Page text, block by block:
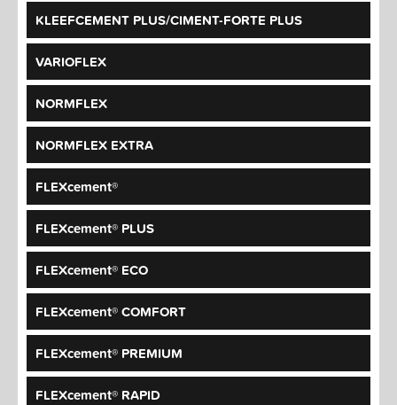
KLEEFCEMENT PLUS/CIMENT-FORTE PLUS
VARIOFLEX
NORMFLEX
NORMFLEX EXTRA
FLEXcement®
FLEXcement® PLUS
FLEXcement® ECO
FLEXcement® COMFORT
FLEXcement® PREMIUM
FLEXcement® RAPID